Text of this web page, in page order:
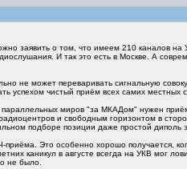
заявить о том, что имеем 210 каналов
И так это есть в Москве. А
не может переваривать сигнальную
успехом чистый приём всех самих
миров "за МКАДом" нужен
и свободным горизонтом в
подборе позиции даже простой диполь
Это особенно хорошо получается,
каникул в августе всегда на УКВ мог
не было.